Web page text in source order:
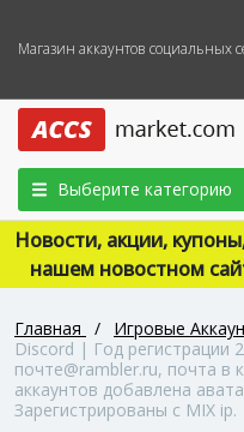
Магазин аккаунтов социальных
Выберите категорию
Новости, акции,
нашем новостном
Главная / Игровые
Discord | Год регистрации
почте@rambler.ru, почта в
аккаунтов добавлена
Зарегистрированы с MIX ip.